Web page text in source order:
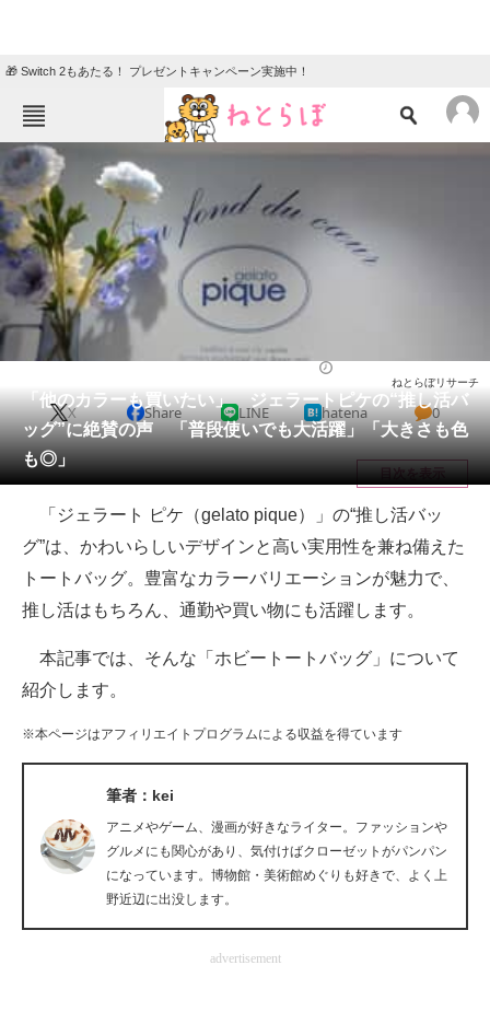
🎁 Switch 2もあたる！ プレゼントキャンペーン実施中！
ねとらぼメニュー
TOP ニュース
エンタメ クイズ
グルメ
住まい 教育・育児
動物 リサーチ
会員記事
メディア
注目記事を集めた総合ページ
ITの今と未来を見通す
スマホと通信の最新トレンド
ビジネスと働き方のヒント
企業ITのトレンドを詳説
経営リーダーのコミュニティ
ITエンジニア向け専門サイト
「他のカラーも買いたい」 ジェラートピケの“推し活バ
ッグ”に絶賛の声 「普段使いでも大活躍」「大きさも色
も◎」
ねとらぼリサーチ
X Share LINE hatena 0
目次を表示
「ジェラート ピケ（gelato pique）」の“推し活バッ
グ”は、かわいらしいデザインと高い実用性を兼ね備えた
トートバッグ。豊富なカラーバリエーションが魅力で、
推し活はもちろん、通勤や買い物にも活躍します。
本記事では、そんな「ホビートートバッグ」について
紹介します。
※本ページはアフィリエイトプログラムによる収益を得ています
筆者：kei
アニメやゲーム、漫画が好きなライター。ファッションや
グルメにも関心があり、気付けばクローゼットがパンパン
になっています。博物館・美術館めぐりも好きで、よく上
野近辺に出没します。
advertisement